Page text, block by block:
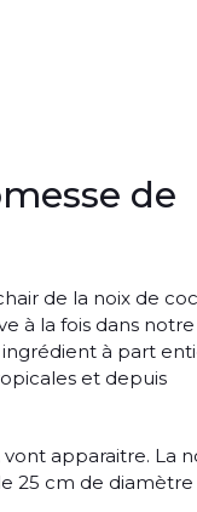
de
de la noix de
à la fois dans notre
à part
et depuis
apparaitre. La
25 cm de